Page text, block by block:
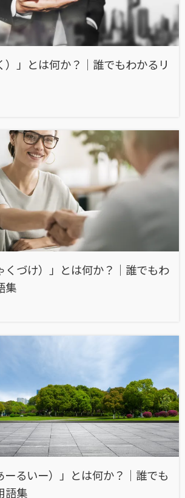
）」とは何か？｜誰でもわかるリ
くづけ）」とは何か？｜誰でもわ
集
ーるいー）」とは何か？｜誰でも
語集